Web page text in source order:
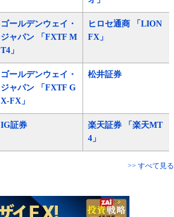
ゴールデンウェイ・
ジャパン 「FXTF M
T4」
ヒロセ通商 「LION
FX」
ゴールデンウェイ・
ジャパン 「FXTF G
X-FX」
松井証券
IG証券
楽天証券 「楽天MT
4」
>> すべて見る